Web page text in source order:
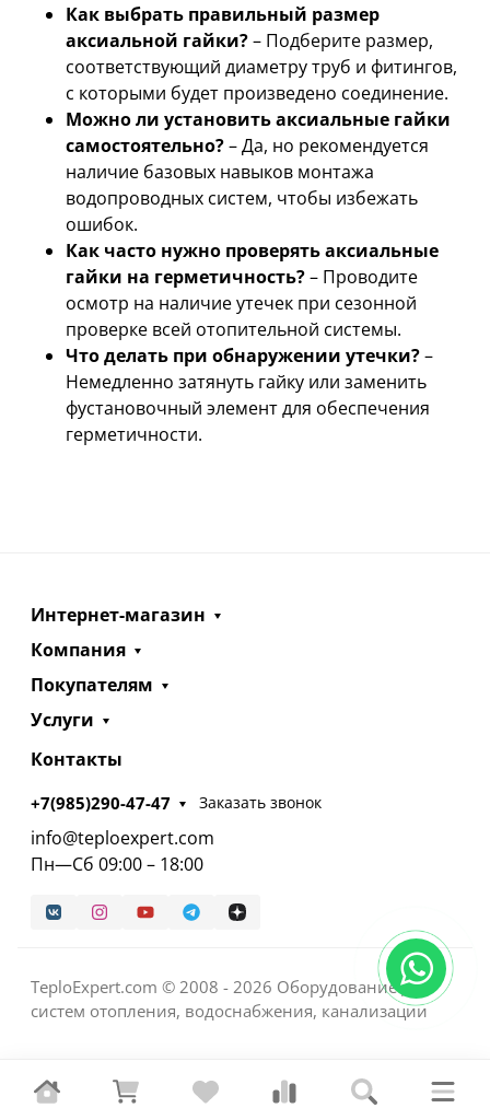
Как выбрать правильный размер
аксиальной гайки?– Подберите размер,
соответствующий диаметру труб и фитингов,
с которыми будет произведено соединение.
Можно ли установить аксиальные гайки
самостоятельно?– Да, но рекомендуется
наличие базовых навыков монтажа
водопроводных систем, чтобы избежать
ошибок.
Как часто нужно проверять аксиальные
гайки на герметичность?– Проводите
осмотр на наличие утечек при сезонной
проверке всей отопительной системы.
Что делать при обнаружении утечки?–
Немедленно затянуть гайку или заменить
фустановочный элемент для обеспечения
герметичности.
Интернет-магазин
Компания
Покупателям
Услуги
Контакты
+7(985)290-47-47 Заказать звонок
info@teploexpert.com
Пн—Сб 09:00 – 18:00
TeploExpert.com © 2008 - 2026 Оборудование для
систем отопления, водоснабжения, канализации